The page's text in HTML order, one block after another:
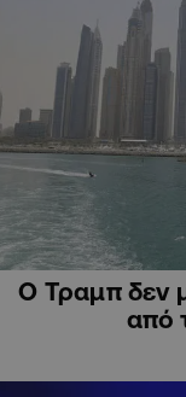
Ο Τραμπ δεν
από